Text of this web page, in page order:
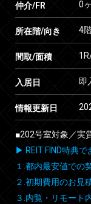
仲介/FR 0
所在階/向き 4
間取/面積
入居日 即
情報更新日
■202号室対象／実
▶ REIT FIND特典で
１.都内最安値での
２.初期費用のお見
３.内覧・リモート